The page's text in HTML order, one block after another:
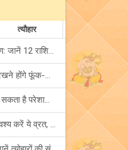
त्यौहार
कर्क राशि में लगेगा साल का दूसरा बड़ा सूर्य ग्रहण: जानें 12 राशियों पर शुभ-अशुभ प्रभाव!
कर्क राशि में बुध के प्रवेश से, इन 4 राशियों को रखने होंगे फूंक-फूंक कर कदम!
बुध का कर्क राशि में गोचर: इन 2 राशियों की बढ़ा सकता है परेशानियां, हो जाएं सावधान!
पहला सावन सोमवार व्रत: मनचाहे वर के लिए अवश्य करें ये व्रत, जानें नियम एवं पूजा विधि!